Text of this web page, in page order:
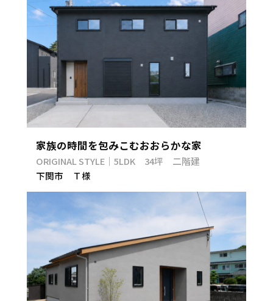
家族の時間を包みこむおおらかな家
ORIGINAL STYLE｜5LDK 34坪 二階建
下関市 Ｔ様